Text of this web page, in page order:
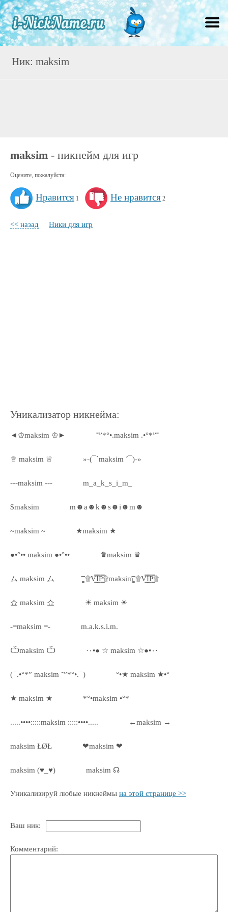
Ник: maksim
maksim - никнейм для игр
Оцените, пожалуйста:
Нравится 1 Не нравится 2
<< назад Ники для игр
Уникализатор никнейма:
◄♔maksim ♔► ˜”*°•.maksim .•°*”˜
♕ maksim ♕ »-(¯`maksim ´¯)-»
---maksim --- m_a_k_s_i_m_
$maksim m☻a☻k☻s☻i☻m☻
~maksim ~ ★maksim ★
●•°•• maksim ●•°•• ♛maksim ♛
ム maksim ム ۩͇̿V͇̿I͇̿P͇̿۩maksim ۩͇̿V͇̿I͇̿P͇̿۩
쇼 maksim 쇼 ☀ maksim ☀
-=maksim =- m.a.k.s.i.m.
Ѽmaksim Ѽ ·٠•● ☆ maksim ☆●•٠·
(¯.•°*” maksim ˜”*°•.¯) °•★ maksim ★•°
★ maksim ★ *°•maksim •°*
.....••••:::::maksim :::::••••..... ←maksim →
maksim ŁØŁ ❤maksim ❤
maksim (♥_♥) maksim ☊
Уникализируй любые никнеймы на этой странице >>
Ваш ник:
Комментарий: